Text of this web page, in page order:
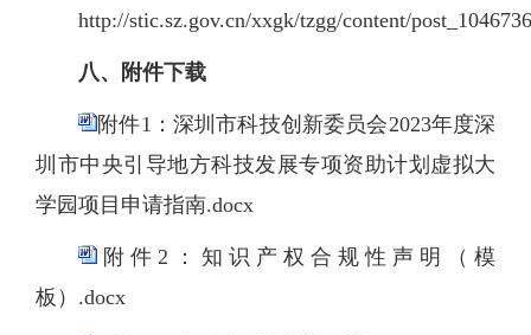
http://stic.sz.gov.cn/xxgk/tzgg/content/
八、 附件下载
附件1：深圳市科技创新委员会2023年度深
圳市中央引导地方科技发展专项资助计划虚拟大
学园项目申请指南.docx
附件2：知识产权合规性声明（模
板）.docx